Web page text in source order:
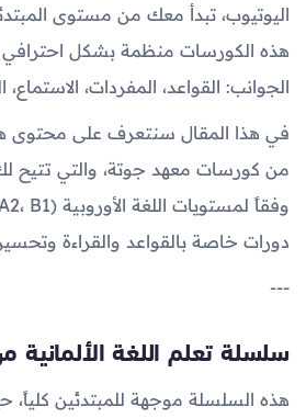
اليوتيوب، تبدأ معك من مستوى
هذه الكورسات منظمة بشكل
الجوانب: القواعد، المفردات، الاستماع،
في هذا المقال سنتعرف على محتوى
من كورسات معهد جوتة، والتي تتيح
دورات خاصة بالقواعد والقراءة
---
سلسلة تعلم اللغة الألمانية
هذه السلسلة موجهة للمبتدئين